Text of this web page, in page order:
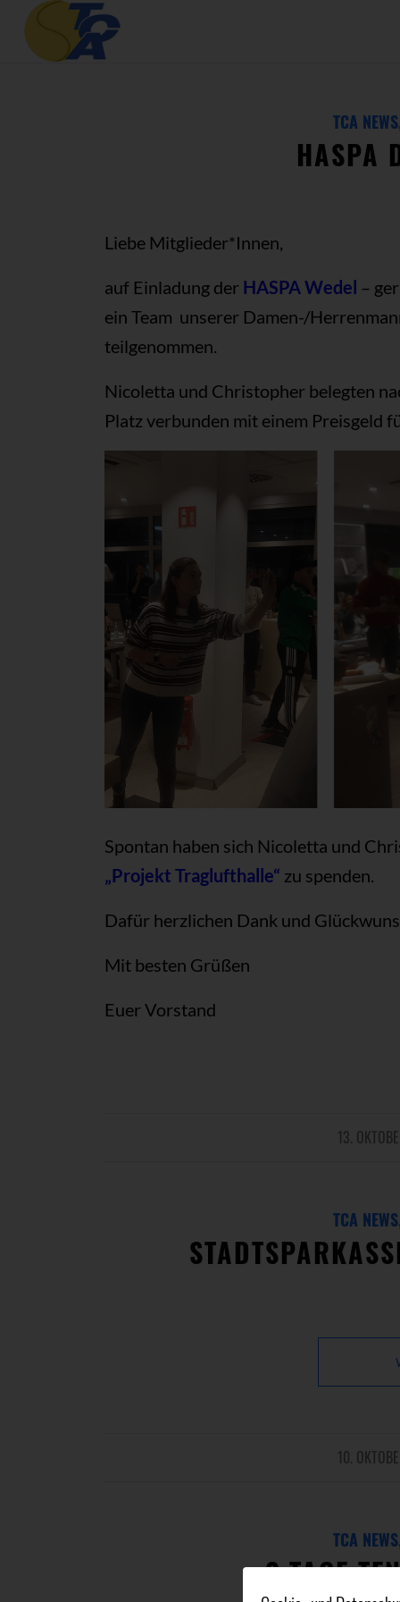
TCA NEWS,
HASPA
Liebe Mitglieder*Innen,
auf Einladung der HASPA Wedel –
ein Team unserer Damen-/
teilgenommen.
Nicoletta und Christopher belegten
Platz verbunden mit einem Preisgeld
Spontan haben sich Nicoletta und
„Projekt Traglufthalle“ zu spenden.
Dafür herzlichen Dank und
Mit besten Grüßen
Euer Vorstand
13. /
TCA NEWS,
10. /
TCA NEWS,
2 TAGE